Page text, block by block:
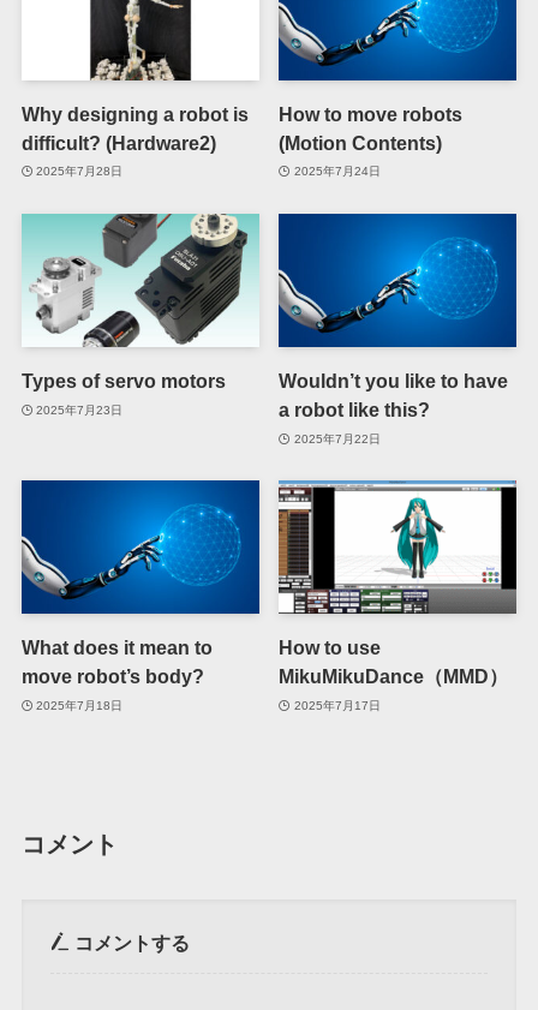
Why designing a robot is
difficult? (Hardware2)
2025年7月28日
How to move robots
(Motion Contents)
2025年7月24日
Types of servo motors
2025年7月23日
Wouldn’t you like to have
a robot like this?
2025年7月22日
What does it mean to
move robot’s body?
2025年7月18日
How to use
MikuMikuDance（MMD）
2025年7月17日
コメント
コメントする